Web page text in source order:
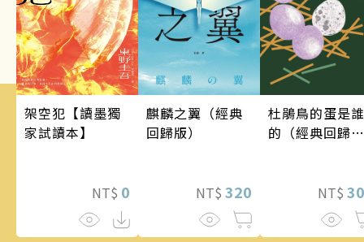
架空犯【讀墨獨
家試讀本】
NT$ 0
麒麟之翼（經典
回歸版）
NT$ 320
杜鵑鳥的蛋是誰
的（經典回歸
NT$